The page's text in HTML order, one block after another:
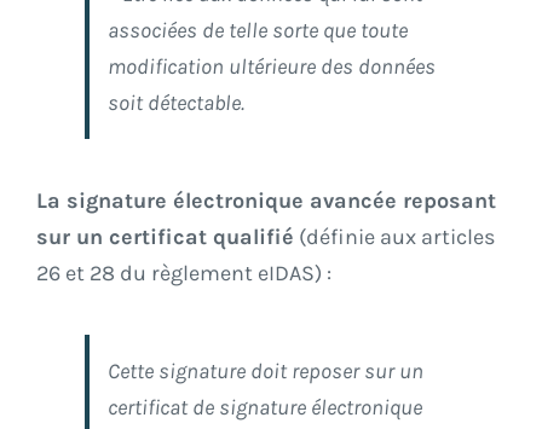
associées de telle sorte que toute
modification ultérieure des données
soit détectable.
La signature électronique avancée reposant
sur un certificat qualifié (définie aux articles
26 et 28 du règlement eIDAS) :
Cette signature doit reposer sur un
certificat de signature électronique